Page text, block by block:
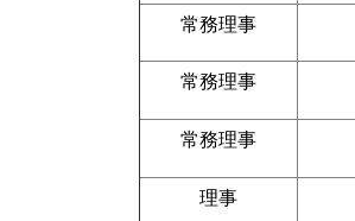
常務理事
常務理事
常務理事
理事